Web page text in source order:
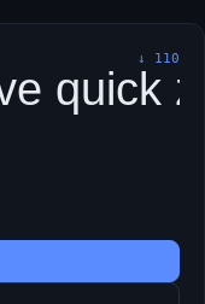
↓ 110
quick